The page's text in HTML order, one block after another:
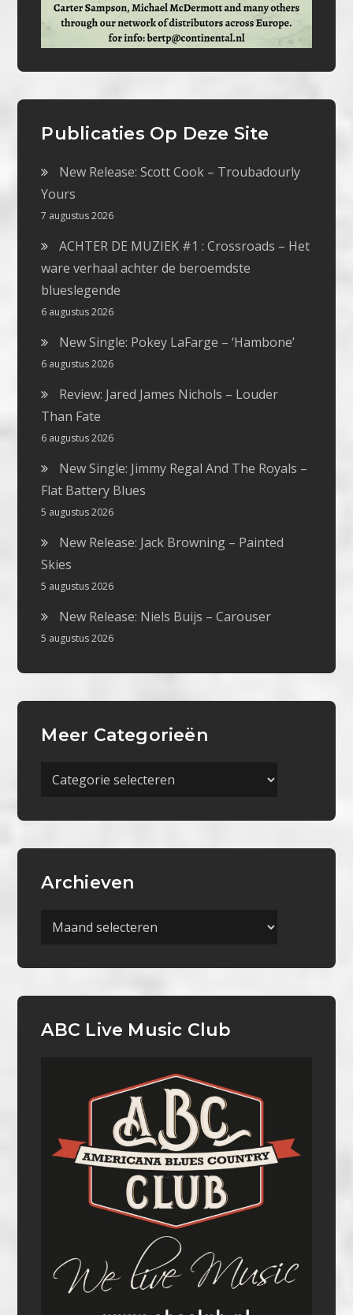
Publicaties Op Deze Site
New Release: Scott Cook – Troubadourly
Yours
7 augustus 2026
ACHTER DE MUZIEK #1 : Crossroads – Het
ware verhaal achter de beroemdste
blueslegende
6 augustus 2026
New Single: Pokey LaFarge – ‘Hambone’
6 augustus 2026
Review: Jared James Nichols – Louder
Than Fate
6 augustus 2026
New Single: Jimmy Regal And The Royals –
Flat Battery Blues
5 augustus 2026
New Release: Jack Browning – Painted
Skies
5 augustus 2026
New Release: Niels Buijs – Carouser
5 augustus 2026
Meer Categorieën
Meer
Archieven
Archieven
ABC Live Music Club